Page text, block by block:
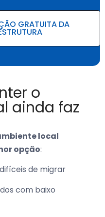
GRATUITA DA
o
ainda faz
local
opção:
de migrar
com baixo